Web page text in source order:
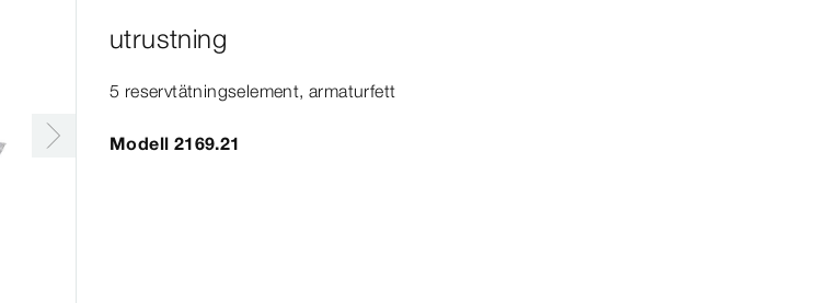
utrustning
5 reservtätningselement, armaturfett
Modell 2169.21